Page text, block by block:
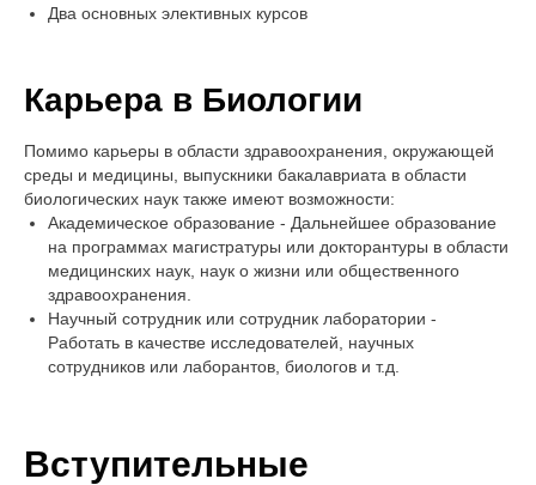
Два основных элективных курсов
Карьера в Биологии
Помимо карьеры в области здравоохранения, окружающей
среды и медицины, выпускники бакалавриата в области
биологических наук также имеют возможности:
Академическое образование - Дальнейшее образование
на программах магистратуры или докторантуры в области
медицинских наук, наук о жизни или общественного
здравоохранения.
Научный сотрудник или сотрудник лаборатории -
Работать в качестве исследователей, научных
сотрудников или лаборантов, биологов и т.д.
Вступительные